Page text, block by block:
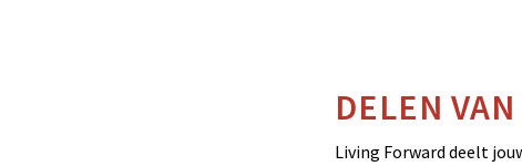
DELEN
Living Forward deelt